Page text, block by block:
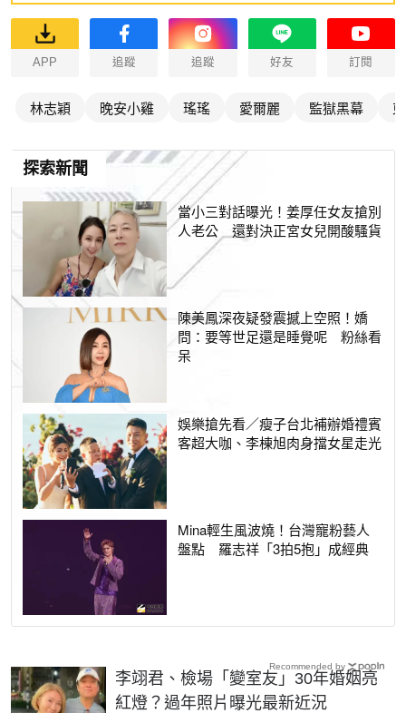
APP 追蹤 追蹤 好友 訂閱
林志穎 晚安小雞 瑤瑤 愛爾麗 監獄黑幕
探索新聞
當小三對話曝光！姜厚任女友搶別
人老公 還對決正宮女兒開酸騷貨
陳美鳳深夜疑發震撼上空照！嬌
問：要等世足還是睡覺呢 粉絲看
呆
娛樂搶先看／瘦子台北補辦婚禮賓
客超大咖、李棟旭肉身擋女星走光
Mina輕生風波燒！台灣寵粉藝人
盤點 羅志祥「3拍5抱」成經典
李翊君、檢場「變室友」30年婚姻亮
紅燈？過年照片曝光最新近況
Recommended by